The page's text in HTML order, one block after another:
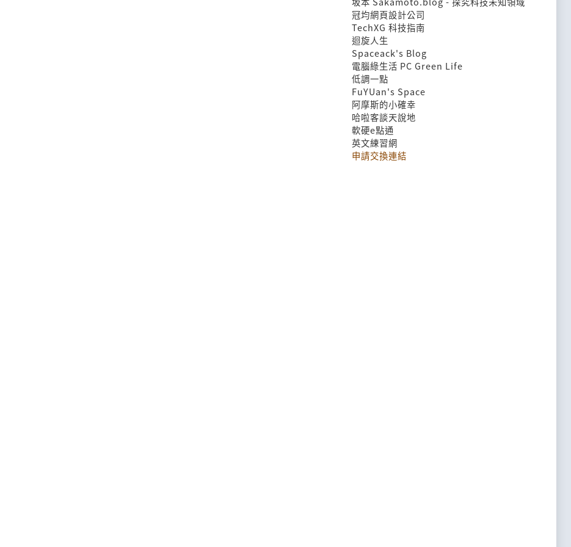
冠均網頁設計公司
TechXG 科技指南
迴旋人生
Spaceack's Blog
電腦綠生活 PC Green Life
低調一點
FuYUan's Space
阿摩斯的小確幸
哈啦客談天說地
軟硬e點通
英文練習網
申請交換連結